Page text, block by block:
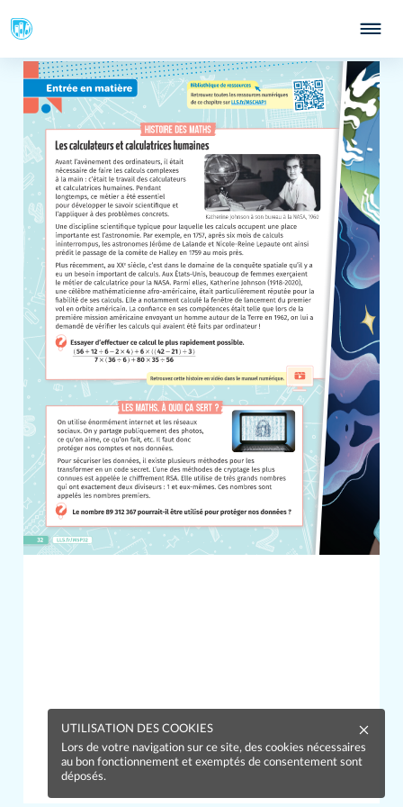
1
UTILISATION DES COOKIES
Lors de votre navigation sur ce site, des cookies nécessaires
au bon fonctionnement et exemptés de consentement sont
déposés.